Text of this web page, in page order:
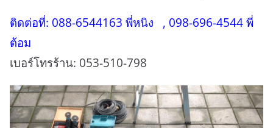
ติดต่อที่: 088-6544163 พี่หนิง , 098-696-4544 พี่
ต้อม
เบอร์โทรร้าน: 053-510-798